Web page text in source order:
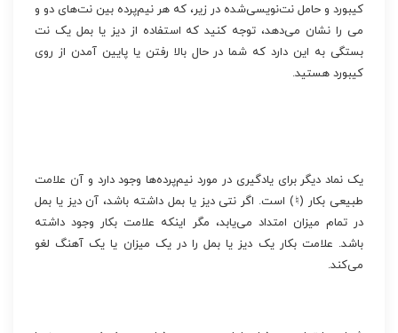
کیبورد و حامل نت‌نویسی‌شده در زیر، که هر نیم‌پرده بین نت‌های دو و
می را نشان می‌دهد، توجه کنید که استفاده از دیز یا بمل یک نت
بستگی به این دارد که شما در حال بالا رفتن یا پایین آمدن از روی
کیبورد هستید.
یک نماد دیگر برای یادگیری در مورد نیم‌پرده‌ها وجود دارد و آن علامت
طبیعی بکار (♮) است. اگر نتی دیز یا بمل داشته باشد، آن دیز یا بمل
در تمام میزان امتداد می‌یابد، مگر اینکه علامت بکار وجود داشته
باشد. علامت بکار یک دیز یا بمل را در یک میزان یا یک آهنگ لغو
می‌کند.